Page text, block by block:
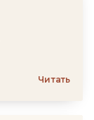
Читать